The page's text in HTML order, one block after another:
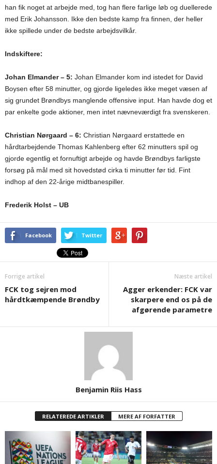
han fik noget at arbejde med, tog han flere farlige løb og duellerede
med Erik Johansson. Ikke den bedste kamp fra finnen, der heller
ikke spillede under de bedste arbejdsvilkår.
Indskiftere:
Johan Elmander – 5: Johan Elmander kom ind istedet for David
Boysen efter 58 minutter, og gjorde ligeledes ikke meget væsen af
sig grundet Brøndbys manglende offensive input. Han havde dog et
par enkelte gode aktioner, men intet nævneværdigt fra svenskeren.
Christian Nørgaard – 6: Christian Nørgaard erstattede en
hårdtarbejdende Thomas Kahlenberg efter 62 minutters spil og
gjorde egentlig et fornuftigt arbejde og havde Brøndbys farligste
forsøg på mål med sit hovedstød cirka ti minutter før tid. Fint
indhop af den 22-årige midtbanespiller.
Frederik Holst – UB
Facebook Twitter
Forrige artikel
FCK tog sejren mod
hårdtkæmpende Brøndby
Næste artikel
Agger erkender: FCK var
skarpere end os på de
afgørende parametre
Benjamin Riis Hass
RELATEREDE ARTIKLER MERE AF FORFATTER